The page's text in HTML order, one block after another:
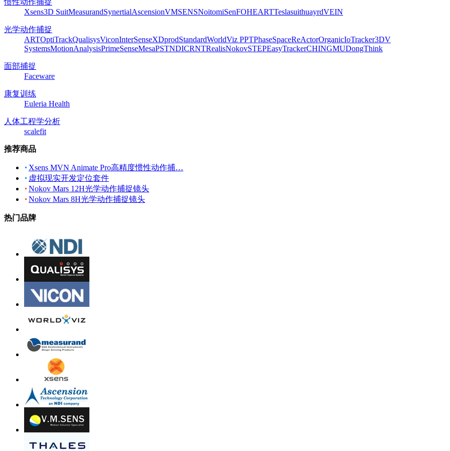
惯性动作捕捉
Xsens3D SuitMeasurandSynertialAscensionVMSENSNoitomiSenFOHEARTTeslasuithuayrdVEIN
光学动作捕捉
ARTOptiTrackQualisysViconInterSenseXDprodStandardWorldViz PPTPhaseSpaceReActorOrganicIoTracker3DV
SystemsMotionAnalysisPrimeSenseMesaPSTNDICRNTRealisNokovSTEPEasyTrackerCHINGMUDongThink
面部捕捉
Faceware
康复训练
Euleria Health
人体工程学分析
scalefit
推荐商品
Xsens MVN Animate Pro高精度惯性动作捕…
虚拟现实开发定位套件
Nokov Mars 12H光学动作捕捉镜头
Nokov Mars 8H光学动作捕捉镜头
热门品牌